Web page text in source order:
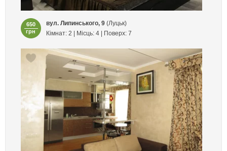
650
грн
вул. Липинського, 9(Луцьк)
Кімнат: 2 | Місць: 4 | Поверх: 7